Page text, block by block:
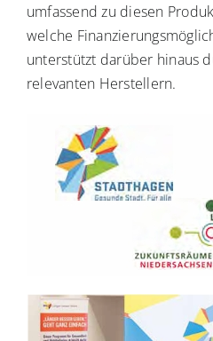
umfassend zu diesen
welche
unterstützt darüber hinaus
relevanten Herstellern.